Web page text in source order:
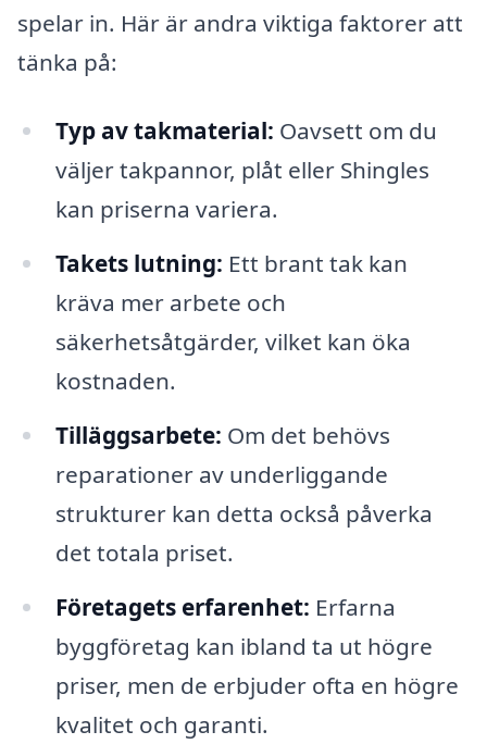
spelar in. Här är andra viktiga faktorer att
tänka på:
Typ av takmaterial: Oavsett om du
väljer takpannor, plåt eller Shingles
kan priserna variera.
Takets lutning: Ett brant tak kan
kräva mer arbete och
säkerhetsåtgärder, vilket kan öka
kostnaden.
Tilläggsarbete: Om det behövs
reparationer av underliggande
strukturer kan detta också påverka
det totala priset.
Företagets erfarenhet: Erfarna
byggföretag kan ibland ta ut högre
priser, men de erbjuder ofta en högre
kvalitet och garanti.